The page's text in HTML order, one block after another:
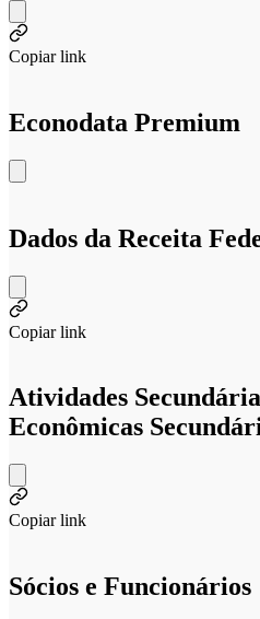
Copiar link
Econodata Premium
Dados da Receita
Copiar link
Atividades
Econômicas
Copiar link
Sócios e Funcionários